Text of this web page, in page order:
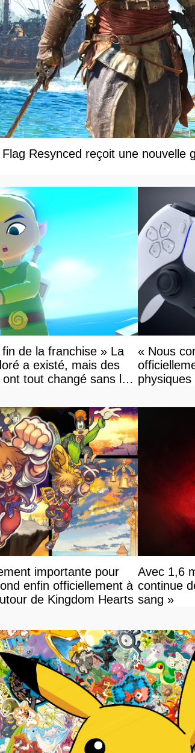
Resynced reçoit une nouvelle
de la franchise » La
a existé, mais des
tout changé sans le
« Nous
importante pour
enfin officiellement à
de Kingdom Hearts
Avec 1,6
continue
sang »